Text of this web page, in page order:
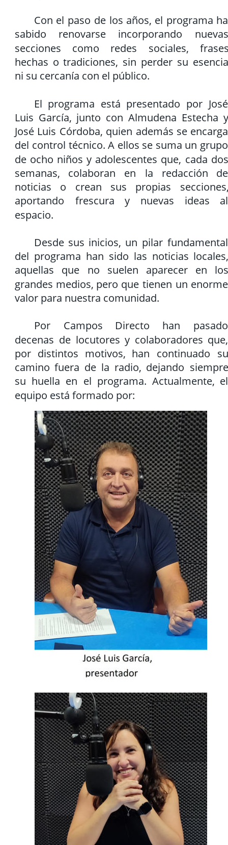
Con el paso de los años, el programa
sabido
renovarse incorporando
secciones
como redes sociales,
hechas o tradiciones, sin perder su
ni su cercanía con el público.
El programa está presentado por
Luis García, junto con Almudena Estecha
José Luis Córdoba, quien además se
del control técnico. A ellos se suma un
de ocho niños y adolescentes que, cada
semanas,
colaboran en la redacción
noticias
o crean sus propias
aportando
frescura y nuevas ideas
espacio.
Desde sus inicios, un pilar
del programa han sido las noticias
aquellas
que no suelen aparecer en
grandes medios, pero que tienen un
valor para nuestra comunidad.
Por Campos Directo han
decenas de locutores y colaboradores
por distintos motivos, han continuado
camino fuera de la radio, dejando
su huella en el programa. Actualmente,
equipo está formado por: